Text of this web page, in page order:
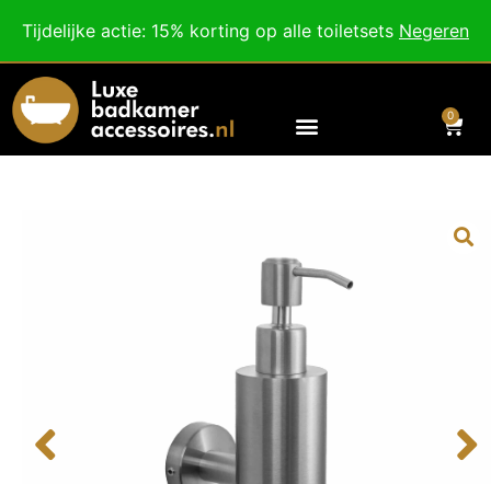
Tijdelijke actie: 15% korting op alle toiletsets Negeren
Voor 18:00 besteld, morgen in huis!
0